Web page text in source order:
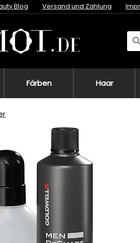
Blog Versand und Zahlung
Färben Haar